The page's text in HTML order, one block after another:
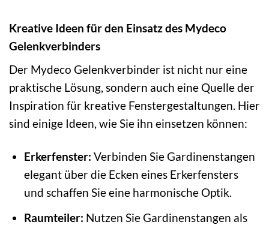
Kreative Ideen für den Einsatz des Mydeco
Gelenkverbinders
Der Mydeco Gelenkverbinder ist nicht nur eine
praktische Lösung, sondern auch eine Quelle der
Inspiration für kreative Fenstergestaltungen. Hier
sind einige Ideen, wie Sie ihn einsetzen können:
Erkerfenster: Verbinden Sie Gardinenstangen
elegant über die Ecken eines Erkerfensters
und schaffen Sie eine harmonische Optik.
Raumteiler: Nutzen Sie Gardinenstangen als